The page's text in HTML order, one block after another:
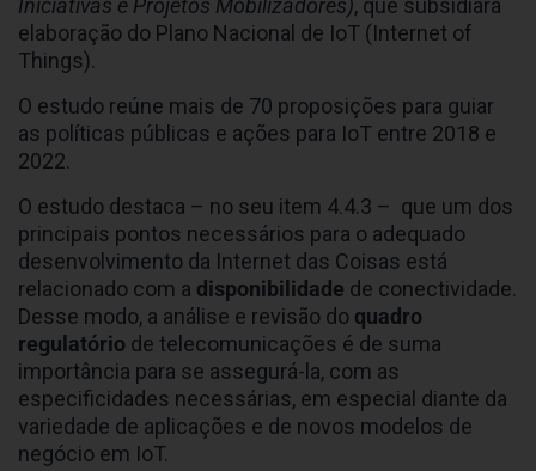
Iniciativas e Projetos Mobilizadores), que subsidiará
elaboração do Plano Nacional de IoT (Internet of
Things).
O estudo reúne mais de 70 proposições para guiar
as políticas públicas e ações para IoT entre 2018 e
2022.
O estudo destaca – no seu item 4.4.3 – que um dos
principais pontos necessários para o adequado
desenvolvimento da Internet das Coisas está
relacionado com a disponibilidade de conectividade.
Desse modo, a análise e revisão do quadro
regulatório de telecomunicações é de suma
importância para se assegurá-la, com as
especificidades necessárias, em especial diante da
variedade de aplicações e de novos modelos de
negócio em IoT.